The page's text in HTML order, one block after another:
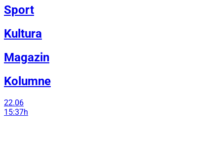
Sport
Kultura
Magazin
Kolumne
22.06
15:37h